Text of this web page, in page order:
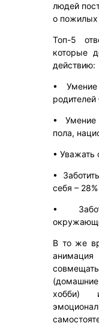
людей
о
Топ-5
которые
действию:
•
родителей
• Умение
пола,
•
•
себя – 28%
•
В то же
хобби)